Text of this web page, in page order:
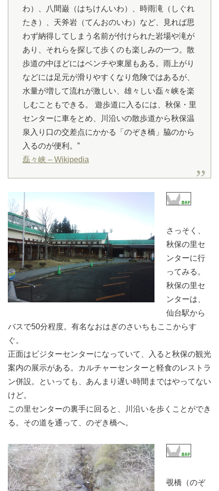
わ）、八間巌（はちけんいわ）、時雨滝（しぐれ
たき）、天斧岩（てんおのいわ）など、見れば思
わず納得してしまう名前が付けられた岩場や滝が
あり、それらを探して歩くのも楽しみの一つ。散
歩道の中ほどにはベンチや東屋もある。雨上がり
などには足元が滑りやすくなり危険ではあるが、
水量が増して流れが激しい、雄々しい磊々峡を楽
しむこともできる。 遊歩道に入るには、秋保・里
センターに車をとめ、川沿いの散歩道から秋保温
泉入り口の交差点にかかる「のぞき橋」脇のから
入るのが便利。”
磊々峡 – Wikipedia
さっそく、
秋保の里セ
ンターに行
ってみる。
秋保の里セ
ンターは、
仙台駅から
バスで50分程度。有名なおはぎのさいちもここからす
ぐ。
正面はビジターセンターになっていて、入ると秋保の観光
案内の展示がある。カルチャーセンターと軽食のレストラ
ン併設。といっても、あんまり遅い時間まではやってない
けど。
この里センターの裏手に回ると、川沿いを歩くことができ
る。その道を通って、のぞき橋へ。
覗橋（のぞ